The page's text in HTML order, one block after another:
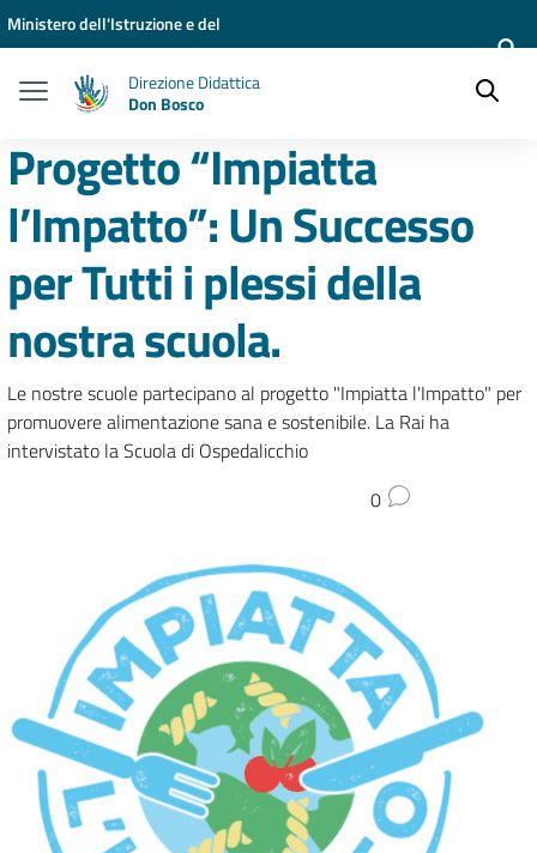
Vai ai contenuti
Vai al menu di navigazione
Vai al footer
Ministero dell'Istruzione e del
Direzione Didattica
Don Bosco
Progetto “Impiatta
l’Impatto”: Un Successo
per Tutti i plessi della
nostra scuola.
Le nostre scuole partecipano al progetto "Impiatta l'Impatto" per
promuovere alimentazione sana e sostenibile. La Rai ha
intervistato la Scuola di Ospedalicchio
0